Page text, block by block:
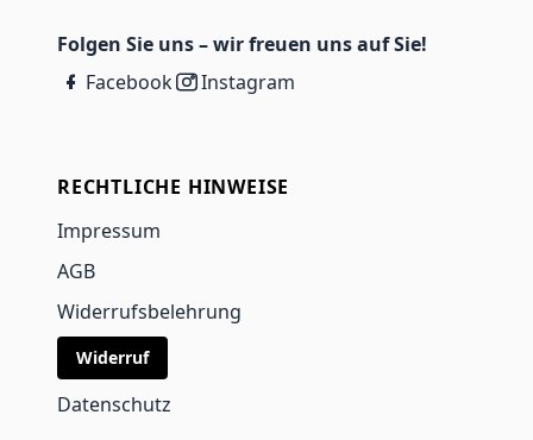
Folgen Sie uns – wir freuen uns auf Sie!
Facebook
Instagram
RECHTLICHE HINWEISE
Impressum
AGB
Widerrufsbelehrung
Widerruf
Datenschutz